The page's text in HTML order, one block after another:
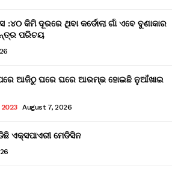
:୪୦ କିମି ଦୂରରେ ଥିବା କର୍ଡୋଲା ଗାଁ ଏବେ ବୁଣାକାର
ପରିଚୟ
ପରେ ଆଜିଠୁ ଘରେ ଘରେ ଆରମ୍ଭ ହୋଇଛି ନୁଆଁଖାଇ
2023 August 7, 2026
ଏକ୍ସପାଏରୀ ମେଡିସିନ